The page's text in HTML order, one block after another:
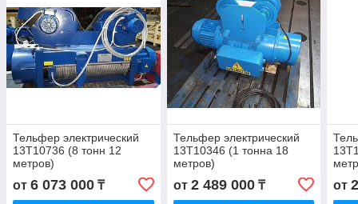
Тельфер электрический
13Т10736 (8 тонн 12
метров)
от 6 073 000 ₸
Тельфер электрический
13Т10346 (1 тонна 18
метров)
от 2 489 000₸ от